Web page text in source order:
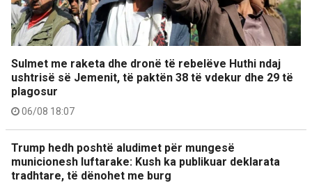
Sulmet me raketa dhe dronë të rebelëve Huthi ndaj
ushtrisë së Jemenit, të paktën 38 të vdekur dhe 29 të
plagosur
06/08 18:07
Trump hedh poshtë aludimet për mungesë
municionesh luftarake: Kush ka publikuar deklarata
tradhtare, të dënohet me burg